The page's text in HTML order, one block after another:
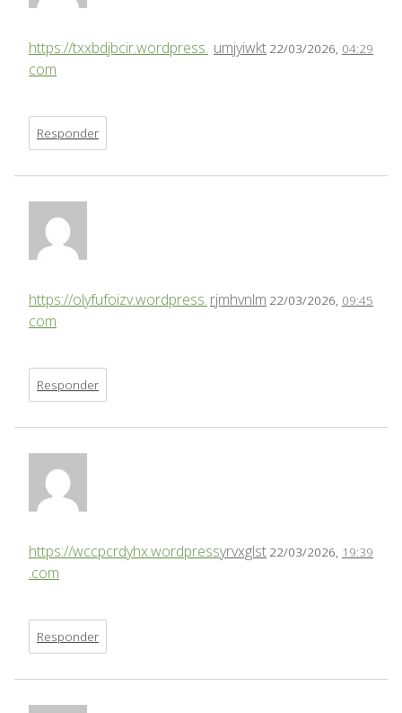
umjyiwkt 22/03/2026, 04:29
https://txxbdjbcir.wordpress.
com
Responder
rjmhvnlm 22/03/2026, 09:45
https://olyfufoizv.wordpress.
com
Responder
yrvxglst 22/03/2026, 19:39
https://wccpcrdyhx.wordpress
.com
Responder